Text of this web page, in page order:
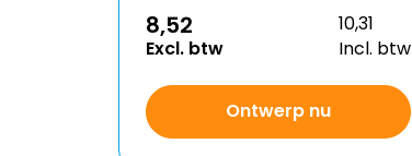
8,52
Excl. btw
10,31
Incl. btw
Ontwerp nu